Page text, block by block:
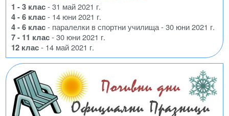
1 - 3 клас- 31 май 2021 г.
4 - 6 клас- 14 юни 2021 г.
4 - 6 клас- паралелки в спортни училища - 30 юни 2021 г.
7 - 11 клас- 30 юни 2021 г.
12 клас- 14 май 2021 г.